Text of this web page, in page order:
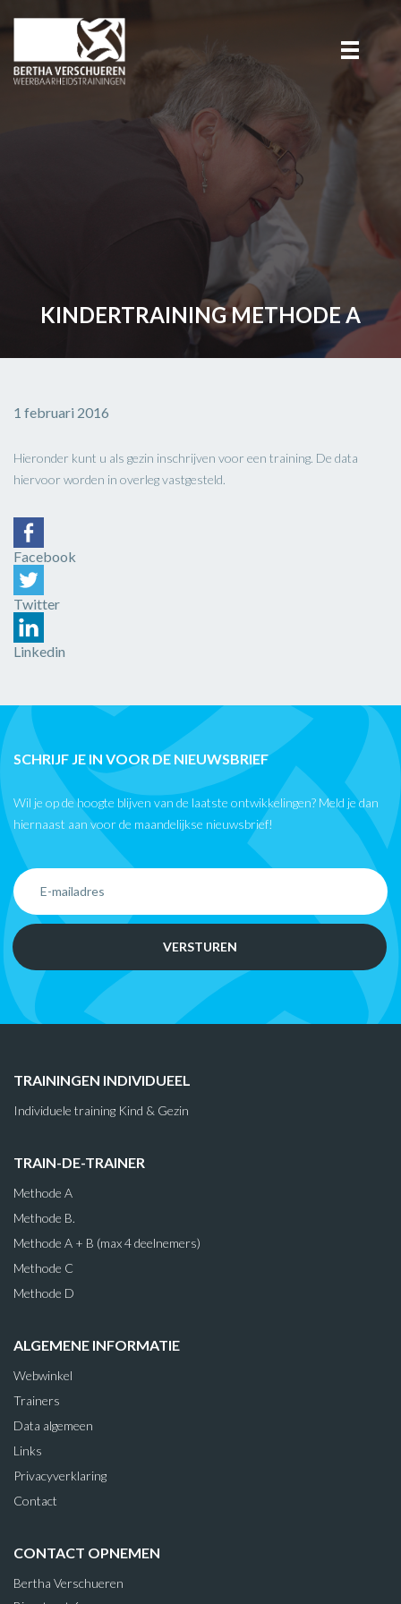
KINDERTRAINING METHODE A
1 februari 2016
Hieronder kunt u als gezin inschrijven voor een training. De data
hiervoor worden in overleg vastgesteld.
Facebook
Twitter
Linkedin
SCHRIJF JE IN VOOR DE NIEUWSBRIEF
Wil je op de hoogte blijven van de laatste ontwikkelingen? Meld je dan
hiernaast aan voor de maandelijkse nieuwsbrief!
TRAININGEN INDIVIDUEEL
Individuele training Kind & Gezin
TRAIN-DE-TRAINER
Methode A
Methode B.
Methode A + B (max 4 deelnemers)
Methode C
Methode D
ALGEMENE INFORMATIE
Webwinkel
Trainers
Data algemeen
Links
Privacyverklaring
Contact
CONTACT OPNEMEN
Bertha Verschueren